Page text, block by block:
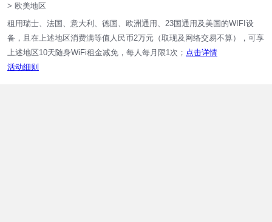
> 欧美地区
租用瑞士、法国、意大利、德国、欧洲通用、23国通用及美国的WIFI设
备，且在上述地区消费满等值人民币2万元（取现及网络交易不算），可享
上述地区10天随身WiFi租金减免，每人每月限1次； 点击详情
活动细则